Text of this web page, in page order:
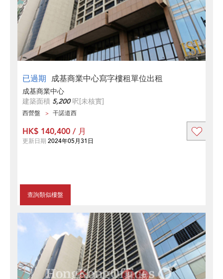
已過期 成基商業中心寫字樓租單位出租
成基商業中心
建築面積 5,200呎[未核實]
西營盤 干諾道西
查詢類似樓盤
HK$ 140,400 / 月
更新日期 2024年05月31日